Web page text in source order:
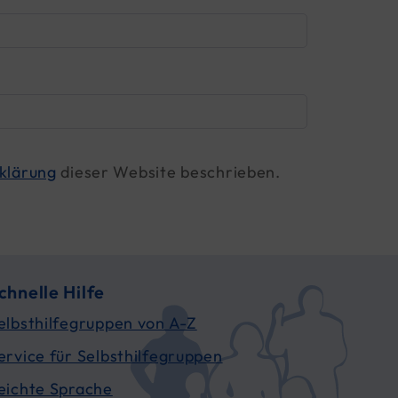
dieser Website beschrieben.
Hilfe
von A-Z
für Selbsthilfegruppen
Sprache